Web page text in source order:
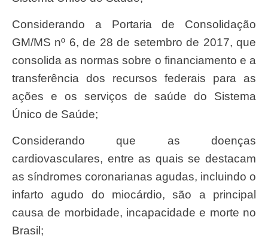
Considerando a Portaria de Consolidação
GM/MS nº 6, de 28 de setembro de 2017, que
consolida as normas sobre o financiamento e a
transferência dos recursos federais para as
ações e os serviços de saúde do Sistema
Único de Saúde;
Considerando que as doenças
cardiovasculares, entre as quais se destacam
as síndromes coronarianas agudas, incluindo o
infarto agudo do miocárdio, são a principal
causa de morbidade, incapacidade e morte no
Brasil;